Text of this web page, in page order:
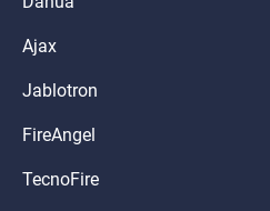
Ajax
Jablotron
FireAngel
TecnoFire